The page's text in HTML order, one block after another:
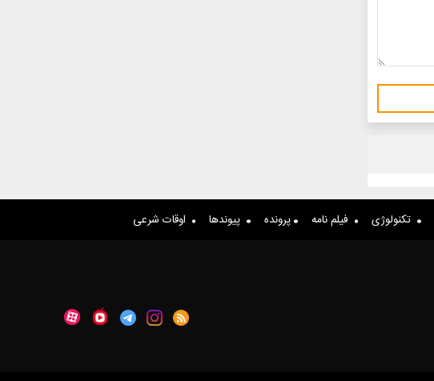
تکنولوژی فیلم نامه پرونده پیوندها اوقات شرعی